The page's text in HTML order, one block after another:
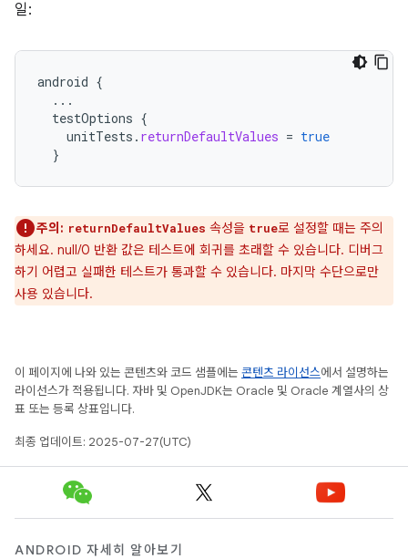
일:
android {
...
testOptions {
unitTests . returnDefaultValues = true
}
주의: returnDefaultValues 속성을 true로 설정할 때는 주의
하세요. null/0 반환 값은 테스트에 회귀를 초래할 수 있습니다. 디버그
하기 어렵고 실패한 테스트가 통과할 수 있습니다. 마지막 수단으로만
사용 있습니다.
이 페이지에 나와 있는 콘텐츠와 코드 샘플에는 콘텐츠 라이선스에서 설명하는
라이선스가 적용됩니다. 자바 및 OpenJDK는 Oracle 및 Oracle 계열사의 상
표 또는 등록 상표입니다.
최종 업데이트: 2025-07-27(UTC)
ANDROID 자세히 알아보기